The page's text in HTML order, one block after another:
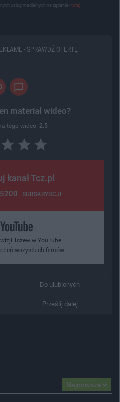
usług medialnych na żądanie - tutaj
- SPRAWDŹ OFERTĘ
materiał wideo?
tego wideo: 2.5
kanał Tcz.pl
SUBSKRYBCJI
Tczew w YouTube
wszystkich filmów
Do ulubionych
Prześlij dalej
Najnowsze